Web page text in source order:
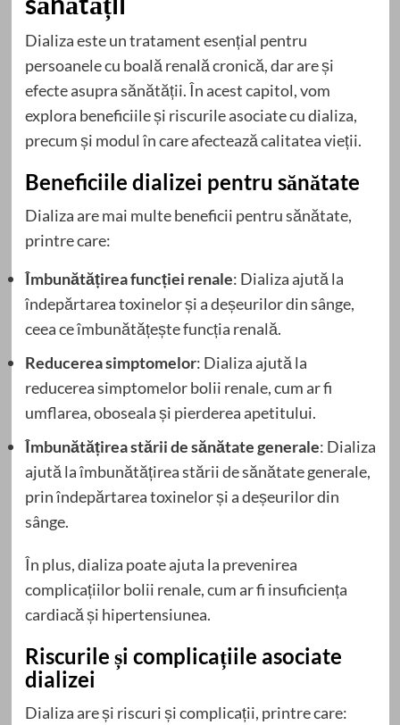
Dializa este un tratament esențial pentru
persoanele cu boală renală cronică, dar are și
efecte asupra sănătății. În acest capitol, vom
explora beneficiile și riscurile asociate cu dializa,
precum și modul în care afectează calitatea vieții.
Beneficiile dializei pentru sănătate
Dializa are mai multe beneficii pentru sănătate,
printre care:
Îmbunătățirea funcției renale: Dializa ajută la
îndepărtarea toxinelor și a deșeurilor din sânge,
ceea ce îmbunătățește funcția renală.
Reducerea simptomelor: Dializa ajută la
reducerea simptomelor bolii renale, cum ar fi
umflarea, oboseala și pierderea apetitului.
Îmbunătățirea stării de sănătate generale: Dializa
ajută la îmbunătățirea stării de sănătate generale,
prin îndepărtarea toxinelor și a deșeurilor din
sânge.
În plus, dializa poate ajuta la prevenirea
complicațiilor bolii renale, cum ar fi insuficiența
cardiacă și hipertensiunea.
Riscurile și complicațiile asociate
dializei
Dializa are și riscuri și complicații, printre care: